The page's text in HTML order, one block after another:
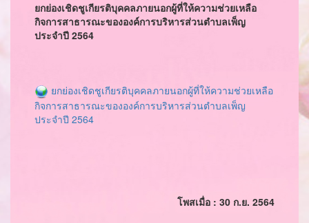
ยกย่องเชิดชูเกียรติบุคคลภายนอกผู้ที่ให้ความช่วยเหลือ
กิจการสาธารณะขององค์การบริหารส่วนตำบลเพ็ญ
ประจำปี 2564
ยกย่องเชิดชูเกียรติบุคคลภายนอกผู้ที่ให้ความช่วยเหลือ
กิจการสาธารณะขององค์การบริหารส่วนตำบลเพ็ญ
ประจำปี 2564
โพสเมื่อ : 30 ก.ย. 2564